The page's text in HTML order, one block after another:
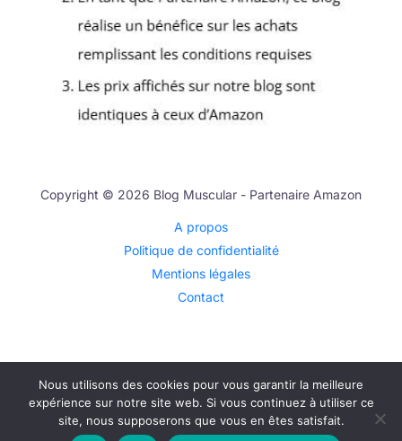
Copyright © 2026 Blog Muscular - Partenaire Amazon
A propos
Politique de confidentialité
Mentions légales
Contact
Nous utilisons des cookies pour vous garantir la meilleure
expérience sur notre site web. Si vous continuez à utiliser ce
site, nous supposerons que vous en êtes satisfait.